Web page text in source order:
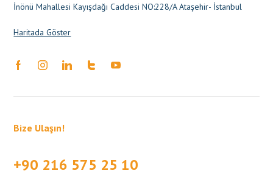
İnönü Mahallesi Kayışdağı Caddesi NO:228/A Ataşehir- İstanbul
Haritada Göster
Bize Ulaşın!
+90 216 575 25 10